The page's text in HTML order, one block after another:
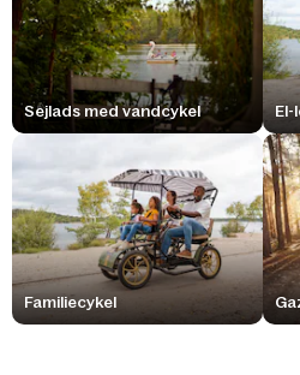
Sejlads med vandcykel El-
Familiecykel